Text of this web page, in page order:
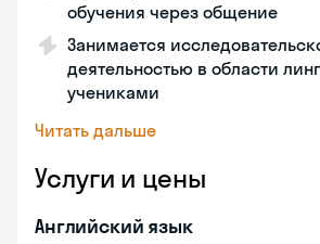
обучения через общение
Занимается
деятельностью в области
учениками
Читать дальше
Услуги и цены
Английский язык